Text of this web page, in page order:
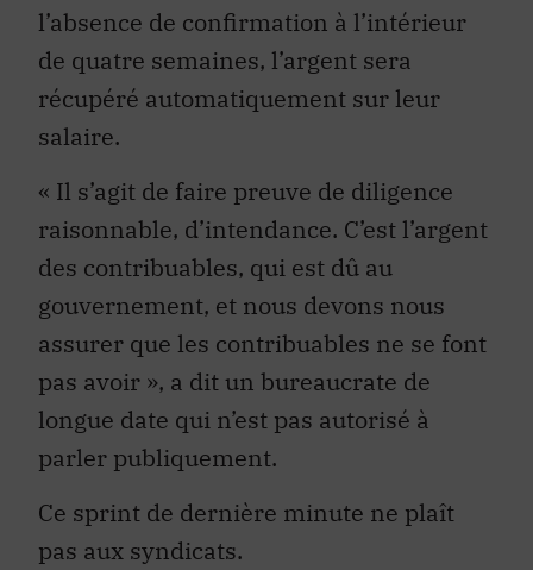
l’absence de confirmation à l’intérieur
de quatre semaines, l’argent sera
récupéré automatiquement sur leur
salaire.
« Il s’agit de faire preuve de diligence
raisonnable, d’intendance. C’est l’argent
des contribuables, qui est dû au
gouvernement, et nous devons nous
assurer que les contribuables ne se font
pas avoir », a dit un bureaucrate de
longue date qui n’est pas autorisé à
parler publiquement.
Ce sprint de dernière minute ne plaît
pas aux syndicats.